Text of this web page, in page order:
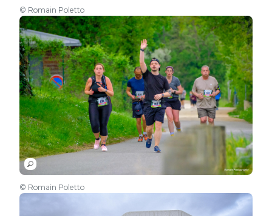
© Romain Poletto
© Romain Poletto